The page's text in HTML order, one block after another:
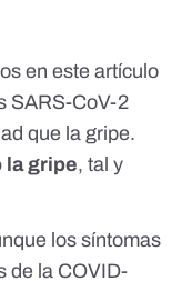
en este artículo
SARS-CoV-2
que la gripe.
la gripe, tal y
los síntomas
de la COVID-